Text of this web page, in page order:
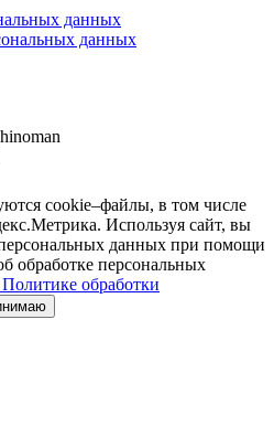
данных
данных
cookie–файлы, в том числе
Используя сайт, вы
персональных данных при помощи
обработке персональных
Политике обработки